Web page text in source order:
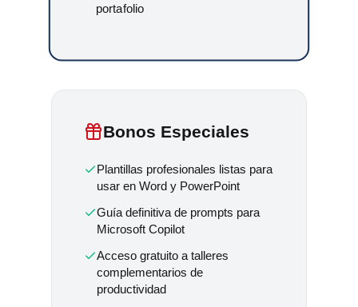
portafolio
Bonos Especiales
Plantillas profesionales listas para
usar en Word y PowerPoint
Guía definitiva de prompts para
Microsoft Copilot
Acceso gratuito a talleres
complementarios de
productividad